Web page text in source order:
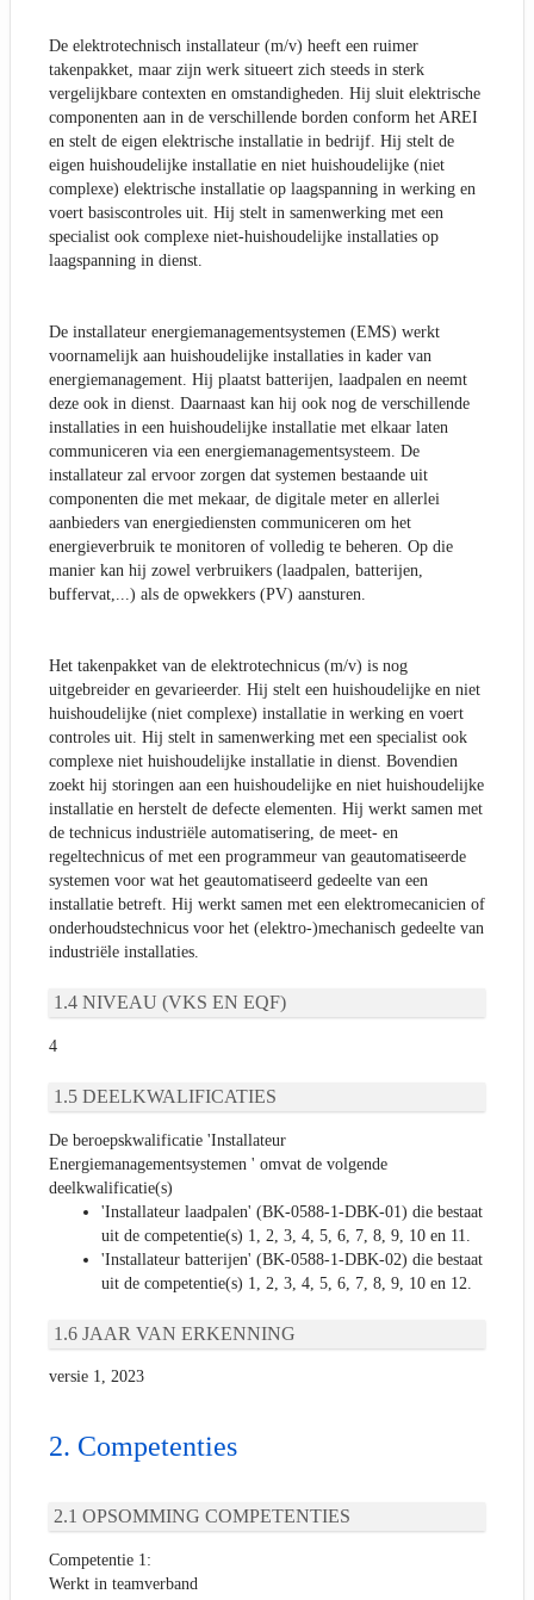
De elektrotechnisch installateur (m/v) heeft een ruimer
takenpakket, maar zijn werk situeert zich steeds in sterk
vergelijkbare contexten en omstandigheden. Hij sluit elektrische
componenten aan in de verschillende borden conform het AREI
en stelt de eigen elektrische installatie in bedrijf. Hij stelt de
eigen huishoudelijke installatie en niet huishoudelijke (niet
complexe) elektrische installatie op laagspanning in werking en
voert basiscontroles uit. Hij stelt in samenwerking met een
specialist ook complexe niet-huishoudelijke installaties op
laagspanning in dienst.
De installateur energiemanagementsystemen (EMS) werkt
voornamelijk aan huishoudelijke installaties in kader van
energiemanagement. Hij plaatst batterijen, laadpalen en neemt
deze ook in dienst. Daarnaast kan hij ook nog de verschillende
installaties in een huishoudelijke installatie met elkaar laten
communiceren via een energiemanagementsysteem. De
installateur zal ervoor zorgen dat systemen bestaande uit
componenten die met mekaar, de digitale meter en allerlei
aanbieders van energiediensten communiceren om het
energieverbruik te monitoren of volledig te beheren. Op die
manier kan hij zowel verbruikers (laadpalen, batterijen,
buffervat,...) als de opwekkers (PV) aansturen.
Het takenpakket van de elektrotechnicus (m/v) is nog
uitgebreider en gevarieerder. Hij stelt een huishoudelijke en niet
huishoudelijke (niet complexe) installatie in werking en voert
controles uit. Hij stelt in samenwerking met een specialist ook
complexe niet huishoudelijke installatie in dienst. Bovendien
zoekt hij storingen aan een huishoudelijke en niet huishoudelijke
installatie en herstelt de defecte elementen. Hij werkt samen met
de technicus industriële automatisering, de meet- en
regeltechnicus of met een programmeur van geautomatiseerde
systemen voor wat het geautomatiseerd gedeelte van een
installatie betreft. Hij werkt samen met een elektromecanicien of
onderhoudstechnicus voor het (elektro-)mechanisch gedeelte van
industriële installaties.
NIVEAU (VKS EN EQF)
4
DEELKWALIFICATIES
De beroepskwalificatie 'Installateur
Energiemanagementsystemen ' omvat de volgende
deelkwalificatie(s)
'Installateur laadpalen' (BK-0588-1-DBK-01) die bestaat
uit de competentie(s) 1, 2, 3, 4, 5, 6, 7, 8, 9, 10 en 11.
'Installateur batterijen' (BK-0588-1-DBK-02) die bestaat
uit de competentie(s) 1, 2, 3, 4, 5, 6, 7, 8, 9, 10 en 12.
JAAR VAN ERKENNING
versie 1, 2023
Competenties
OPSOMMING COMPETENTIES
Competentie 1:
Werkt in teamverband